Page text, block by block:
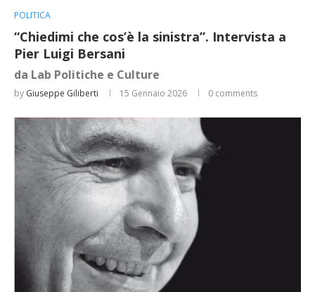
POLITICA
“Chiedimi che cos’è la sinistra”. Intervista a
Pier Luigi Bersani
da Lab Politiche e Culture
by Giuseppe Giliberti 15 Gennaio 2026 0 comments